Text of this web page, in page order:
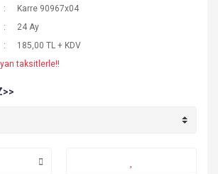
Karre 90967x04
24 Ay
185,00 TL + KDV
taksitlerle!!